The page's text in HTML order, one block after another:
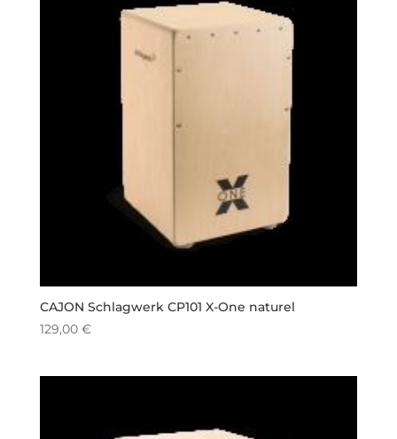
CAJON Schlagwerk CP101 X-One naturel
129,00 €